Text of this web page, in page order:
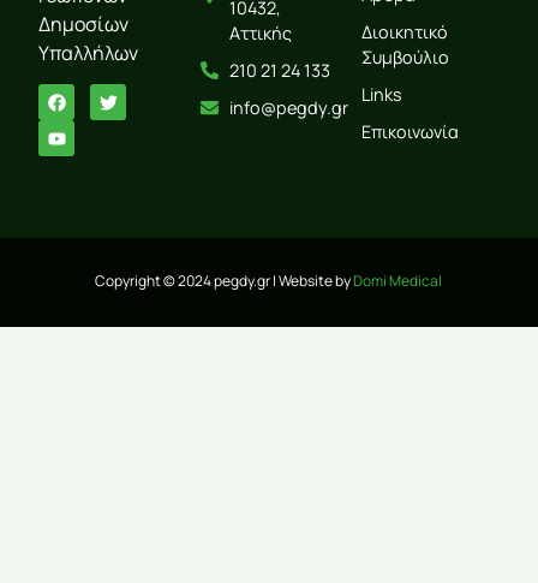
Δημοσίων
Υπαλλήλων
10432,
Αττικής
210 21 24 133
info@pegdy.gr
Διοικητικό
Συμβούλιο
Links
Επικοινωνία
Copyright © 2024 pegdy.gr | Website byDomi Medical